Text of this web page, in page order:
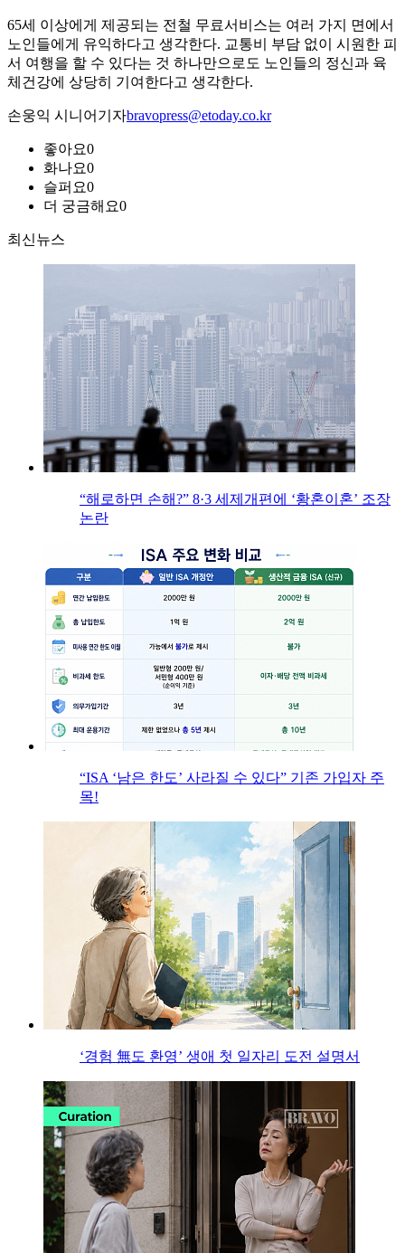
65세 이상에게 제공되는 전철 무료서비스는 여러 가지 면에서
노인들에게 유익하다고 생각한다. 교통비 부담 없이 시원한 피
서 여행을 할 수 있다는 것 하나만으로도 노인들의 정신과 육
체건강에 상당히 기여한다고 생각한다.
손웅익 시니어기자bravopress@etoday.co.kr
좋아요0
화나요0
슬퍼요0
더 궁금해요0
최신뉴스
“해로하면 손해?” 8·3 세제개편에 ‘황혼이혼’ 조장
논란
“ISA ‘남은 한도’ 사라질 수 있다” 기존 가입자 주
목!
‘경험 無도 환영’ 생애 첫 일자리 도전 설명서